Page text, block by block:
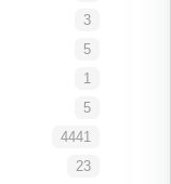
3
5
1
5
4441
23